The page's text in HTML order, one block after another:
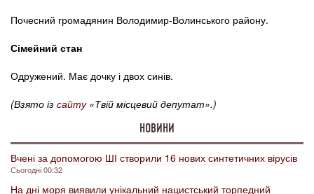
Почесний громадянин Володимир-Волинського району.
Сімейний стан
Одружений. Має дочку і двох синів.
(Взято із сайту«Твій місцевий депутат».)
НОВИНИ
Вчені за допомогою ШІ створили 16 нових синтетичних вірусів
Сьогодні 00:32
На дні моря виявили унікальний нацистський торпедний